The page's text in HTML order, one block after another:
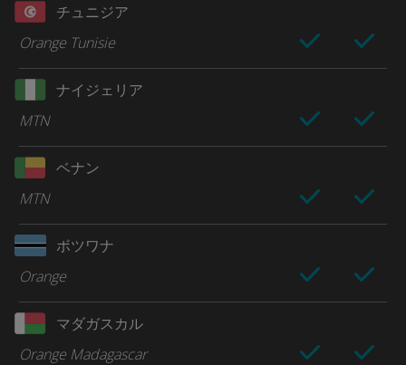
チュニジア
Orange Tunisie
ナイジェリア
MTN
ベナン
MTN
ボツワナ
Orange
マダガスカル
Orange Madagascar